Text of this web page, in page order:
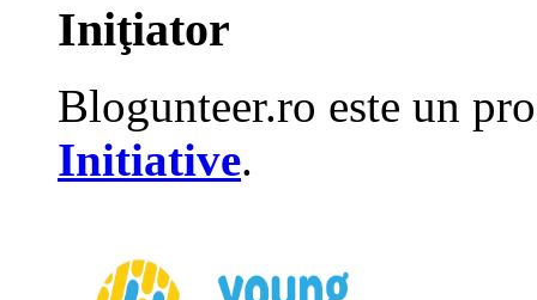
Iniţiator
Blogunteer.ro este un
Initiative.